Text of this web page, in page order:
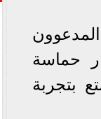
حماسة
بتجربة